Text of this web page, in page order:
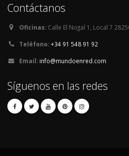
Contáctanos
Oficinas: Calle El Nogal 1, Local 7
Teléfono:+34 91 548 91 92
Email: info@mundoenred.com
Síguenos en las redes